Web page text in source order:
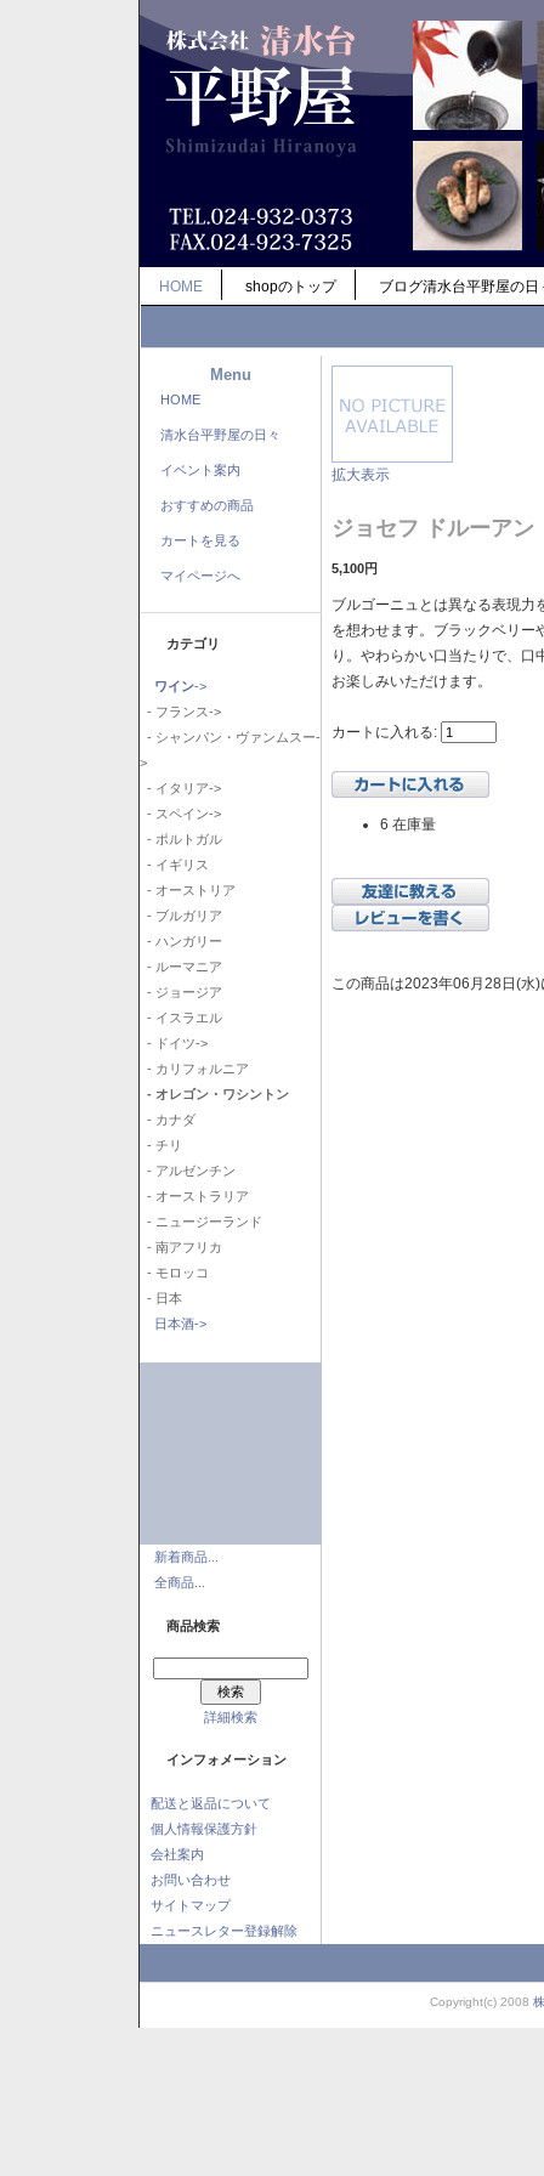
HOME shopのトップ ブログ清水台平野屋の日
Menu
HOME
清水台平野屋の日々
イベント案内
おすすめの商品
カートを見る
マイページへ
カテゴリ
ワイン->
- フランス->
- シャンパン・ヴァンムスー-
>
- イタリア->
- スペイン->
- ポルトガル
- イギリス
- オーストリア
- ブルガリア
- ハンガリー
- ルーマニア
- ジョージア
- イスラエル
- ドイツ->
- カリフォルニア
- オレゴン・ワシントン
- カナダ
- チリ
- アルゼンチン
- オーストラリア
- ニュージーランド
- 南アフリカ
- モロッコ
- 日本
日本酒->
新着商品...
全商品...
商品検索
詳細検索
インフォメーション
配送と返品について
個人情報保護方針
会社案内
お問い合わせ
サイトマップ
ニュースレター登録解除
拡大表示
ジョセフ ドルーア
5,100円
ブルゴーニュとは異なる表現力
を想わせます。ブラックベリー
り。やわらかい口当たりで、
お楽しみいただけます。
カートに入れる:
6 在庫量
この商品は2023年06月28日(水
Copyright(c) 2008